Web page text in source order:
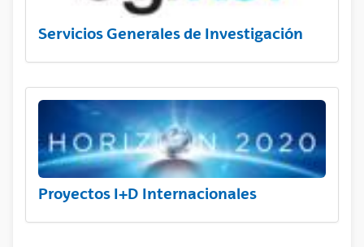
Servicios Generales de Investigación
Proyectos I+D Internacionales